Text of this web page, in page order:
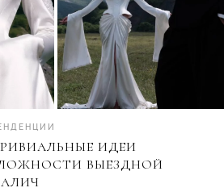
ИДЕИ
ВЫЕЗДНОЙ